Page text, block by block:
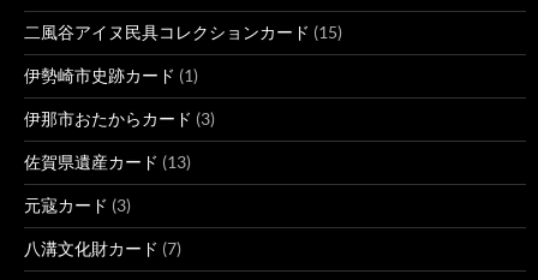
二風谷アイヌ民具コレクションカード (15)
伊勢崎市史跡カード (1)
伊那市おたからカード (3)
佐賀県遺産カード (13)
元寇カード (3)
八溝文化財カード (7)